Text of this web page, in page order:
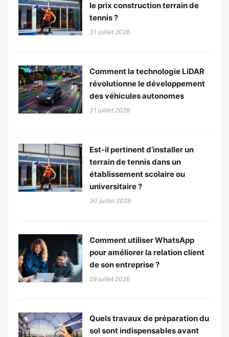
le prix construction terrain de
tennis ?
31 juillet 2026
Comment la technologie LiDAR
révolutionne le développement
des véhicules autonomes
31 juillet 2026
Est-il pertinent d’installer un
terrain de tennis dans un
établissement scolaire ou
universitaire ?
30 juillet 2026
Comment utiliser WhatsApp
pour améliorer la relation client
de son entreprise ?
29 juillet 2026
Quels travaux de préparation du
sol sont indispensables avant